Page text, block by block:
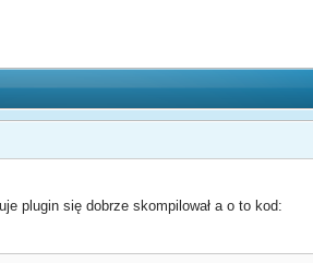
plugin się dobrze skompilował a o to kod: